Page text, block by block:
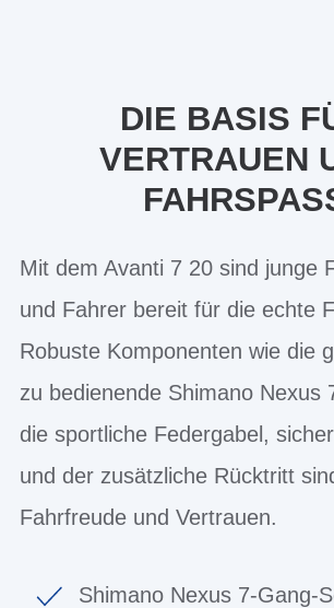
DIE BASIS
VERTRAUEN
Mit dem Avanti 7 20 sind junge
und Fahrer bereit für die echte
Robuste Komponenten wie die
zu bedienende Shimano Nexus
die sportliche Federgabel,
und der zusätzliche Rücktritt
Fahrfreude und Vertrauen.
Shimano Nexus 7-Gang-